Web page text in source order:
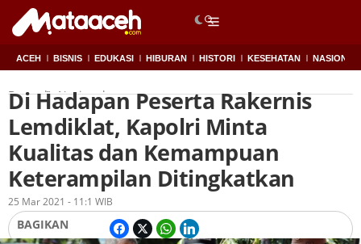
ACEH BISNIS EDUKASI HIBURAN HISTORI KESEHATAN NASIONAL
Beranda Nasional
Di Hadapan Peserta Rakernis
Lemdiklat, Kapolri Minta
Kualitas dan Kemampuan
Keterampilan Ditingkatkan
OlehRedaksi
25 Mar 2021 - 11:1 WIB
BAGIKAN